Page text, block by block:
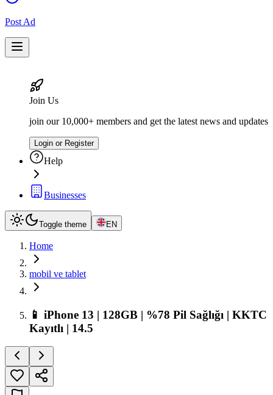
Post Ad
Join Us
join our 10,000+ members and get the latest news and updates
Login or Register
Help
Businesses
Toggle theme EN
Home
mobil ve tablet
📱 iPhone 13 | 128GB | %78 Pil Sağlığı | KKTC
Kayıtlı | 14.5